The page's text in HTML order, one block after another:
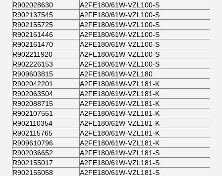
R902028630
A2FE180/61W-VZL100-S
R902137545
A2FE180/61W-VZL100-S
R902155725
A2FE180/61W-VZL100-S
R902161446
A2FE180/61W-VZL100-S
R902161470
A2FE180/61W-VZL100-S
R902211920
A2FE180/61W-VZL100-S
R902226153
A2FE180/61W-VZL100-S
R909603815
A2FE180/61W-VZL180
R902042201
A2FE180/61W-VZL181-K
R902063504
A2FE180/61W-VZL181-K
R902088715
A2FE180/61W-VZL181-K
R902107551
A2FE180/61W-VZL181-K
R902110354
A2FE180/61W-VZL181-K
R902115765
A2FE180/61W-VZL181-K
R909610796
A2FE180/61W-VZL181-K
R902036652
A2FE180/61W-VZL181-S
R902155017
A2FE180/61W-VZL181-S
R902155058
A2FE180/61W-VZL181-S